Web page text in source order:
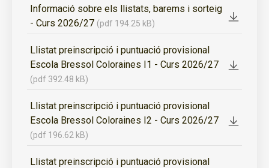
Informació sobre els llistats, barems i sorteig
- Curs 2026/27 (pdf 194.25 kB)
Llistat preinscripció i puntuació provisional
Escola Bressol Coloraines I1 - Curs 2026/27
(pdf 392.48 kB)
Llistat preinscripció i puntuació provisional
Escola Bressol Coloraines I2 - Curs 2026/27
(pdf 196.62 kB)
Llistat preinscripció i puntuació provisional